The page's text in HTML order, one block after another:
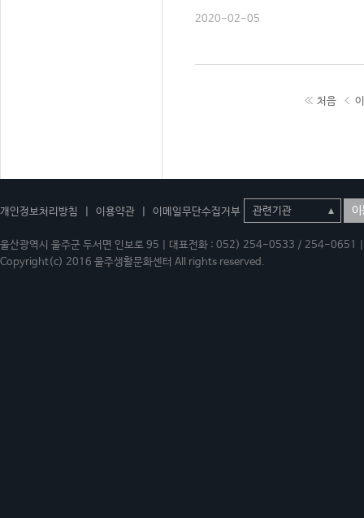
2020-02-05
처음
개인정보처리방침 이용약관 이메일무단수집거부 이
울산광역시 울주군 두서면 인보로 95 | 대표전화 : 052) 254-0533 / 254-
Copyright(c) 2016 울주생활문화센터 All rights reserved.